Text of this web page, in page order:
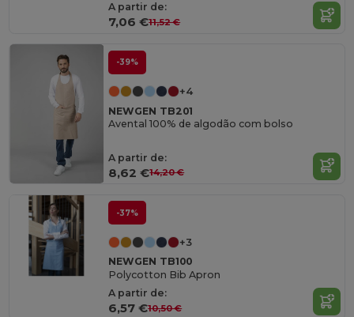
A partir de:
7,06 €11,52 €
-39%
+4
NEWGEN TB201
Avental 100% de algodão com bolso
A partir de:
8,62 €14,20 €
-37%
+3
NEWGEN TB100
Polycotton Bib Apron
A partir de:
6,57 €10,50 €